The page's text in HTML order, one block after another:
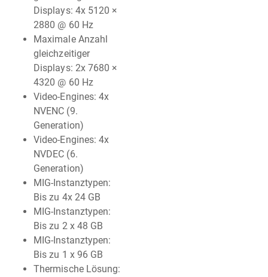
Displays: 4x 5120 ×
2880 @ 60 Hz
Maximale Anzahl
gleichzeitiger
Displays: 2x 7680 ×
4320 @ 60 Hz
Video-Engines: 4x
NVENC (9.
Generation)
Video-Engines: 4x
NVDEC (6.
Generation)
MIG-Instanztypen:
Bis zu 4x 24 GB
MIG-Instanztypen:
Bis zu 2 x 48 GB
MIG-Instanztypen:
Bis zu 1 x 96 GB
Thermische Lösung: